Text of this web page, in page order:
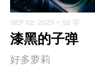
SEP 02, 2025 + 52 字
漆黑的子弹
好多萝莉